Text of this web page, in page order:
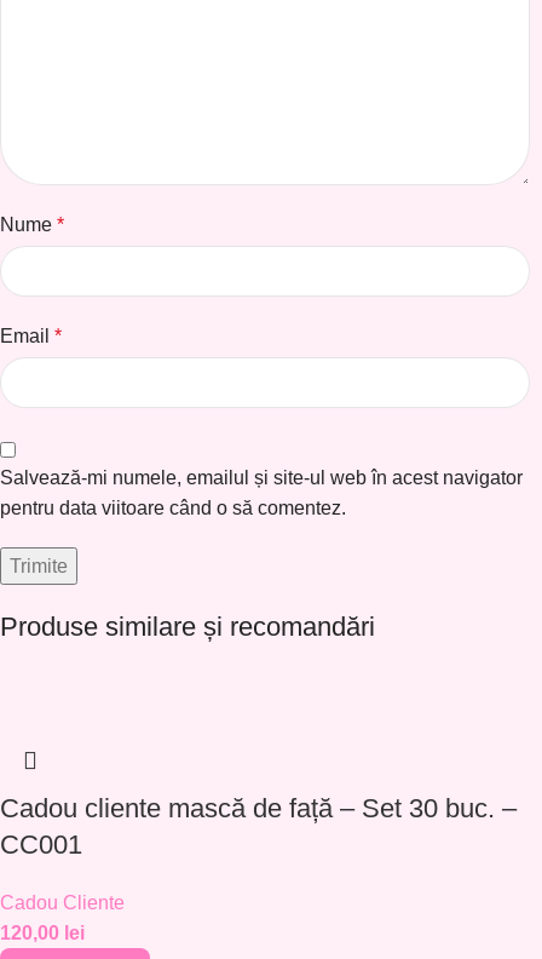
Nume *
Email *
Salvează-mi numele, emailul și site-ul web în acest navigator
pentru data viitoare când o să comentez.
Produse similare și recomandări
Cadou cliente mască de față – Set 30 buc. –
CC001
Cadou Cliente
120,00 lei